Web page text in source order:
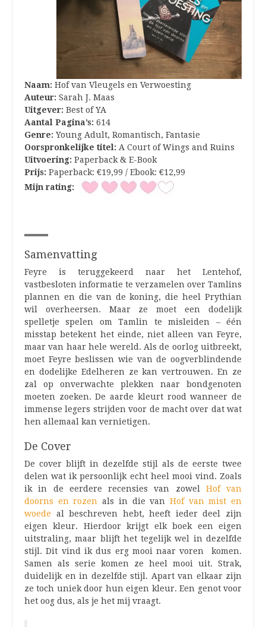
Naam: Hof van Vleugels en Verwoesting
Auteur: Sarah J. Maas
Uitgever: Best of YA
Aantal Pagina’s: 614
Genre: Young Adult, Romantisch, Fantasie
Oorspronkelijke titel: A Court of Wings and Ruins
Uitvoering: Paperback & E-Book
Prijs: Paperback: €19,99 / Ebook: €12,99
Mijn rating:
Samenvatting
Feyre is teruggekeerd naar het Lentehof,
vastbesloten informatie te verzamelen over Tamlins
plannen en die van de koning, die heel Prythian
wil overheersen. Maar ze moet een dodelijk
spelletje spelen om Tamlin te misleiden – één
misstap betekent het einde, niet alleen van Feyre,
maar van haar hele wereld. Als de oorlog uitbreekt,
moet Feyre beslissen wie van de oogverblindende
en dodelijke Edelheren ze kan vertrouwen. En ze
zal op onverwachte plekken naar bondgenoten
moeten zoeken. De aarde kleurt rood wanneer de
immense legers strijden voor de macht over dat wat
hen allemaal kan vernietigen.
De Cover
De cover blijft in dezelfde stijl als de eerste twee
delen wat ik persoonlijk echt heel mooi vind. Zoals
ik in de eerdere recensies van zowel Hof van
doorns en rozen als in die van Hof van mist en
woede al beschreven hebt, heeft ieder deel zijn
eigen kleur. Hierdoor krijgt elk boek een eigen
uitstraling, maar blijft het tegelijk wel in dezelfde
stijl. Dit vind ik dus erg mooi naar voren komen.
Samen als serie komen ze heel mooi uit. Strak,
duidelijk en in dezelfde stijl. Apart van elkaar zijn
ze toch uniek door hun eigen kleur. Een genot voor
het oog dus, als je het mij vraagt.